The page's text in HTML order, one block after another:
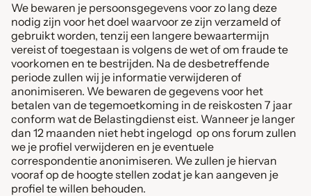
We bewaren je persoonsgegevens voor zo lang deze
nodig zijn voor het doel waarvoor ze zijn verzameld of
gebruikt worden, tenzij een langere bewaartermijn
vereist of toegestaan is volgens de wet of om fraude te
voorkomen en te bestrijden. Na de desbetreffende
periode zullen wij je informatie verwijderen of
anonimiseren. We bewaren de gegevens voor het
betalen van de tegemoetkoming in de reiskosten 7 jaar
conform wat de Belastingdienst eist. Wanneer je langer
dan 12 maanden niet hebt ingelogd op ons forum zullen
we je profiel verwijderen en je eventuele
correspondentie anonimiseren. We zullen je hiervan
vooraf op de hoogte stellen zodat je kan aangeven je
profiel te willen behouden.